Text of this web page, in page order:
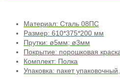
Материал: Сталь 08ПС
Размер: 610*375*200 мм
Прутки: ø5мм; ø3мм
Покрытие: порошковая
Комплект: Полка
Упаковка: пакет